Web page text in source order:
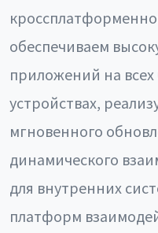
обеспечиваем
приложений на всех
устройствах,
мгновенного
динамического
для внутренних
платформ